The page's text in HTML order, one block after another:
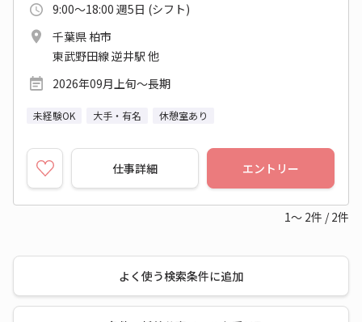
9:00～18:00 週5日 (シフト)
千葉県 柏市
東武野田線 逆井駅 他
2026年09月上旬～長期
未経験OK 大手・有名 休憩室あり
仕事詳細 エントリー
1～ 2件 / 2件
よく使う検索条件に追加